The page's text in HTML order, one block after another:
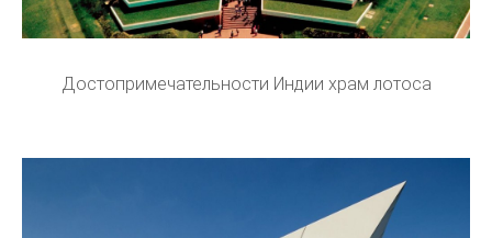
Достопримечательности Индии храм лотоса